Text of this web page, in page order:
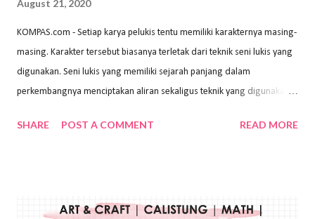
August 21, 2020
KOMPAS.com - Setiap karya pelukis tentu memiliki karakternya masing-
masing. Karakter tersebut biasanya terletak dari teknik seni lukis yang
digunakan. Seni lukis yang memiliki sejarah panjang dalam
perkembangnya menciptakan aliran sekaligus teknik yang digunakan.
Wayan Kun Adnyana, teknik yang berbeda tentunya akan
menggunakan bahan dasar cat air, cat akrilik, atau cat minyak dengan
SHARE POST A COMMENT READ MORE